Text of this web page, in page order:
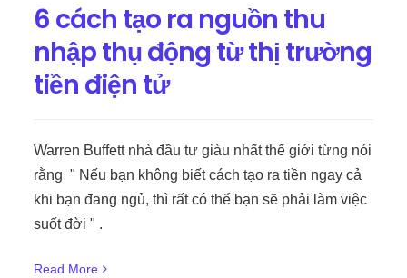
6 cách tạo ra nguồn thu
nhập thụ động từ thị trường
tiền điện tử
Warren Buffett nhà đầu tư giàu nhất thế giới từng nói
rằng " Nếu bạn không biết cách tạo ra tiền ngay cả
khi bạn đang ngủ, thì rất có thể bạn sẽ phải làm việc
suốt đời " .
Read More